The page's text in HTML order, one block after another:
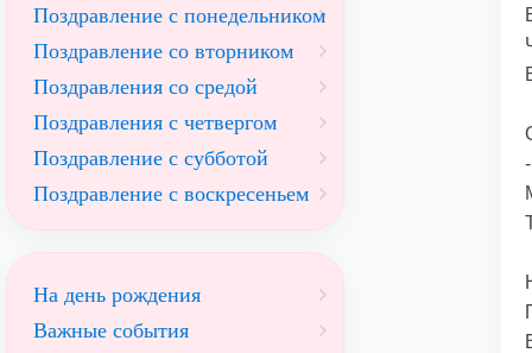
Поздравление с понедельником
Поздравление со вторником
Поздравления со средой
Поздравления с четвергом
Поздравление с субботой
Поздравление с воскресеньем
На день рождения
Важные события